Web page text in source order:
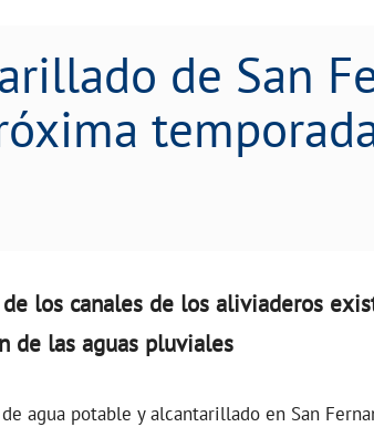
de San
los canales de los aliviaderos
de las aguas pluviales
agua potable y alcantarillado en San